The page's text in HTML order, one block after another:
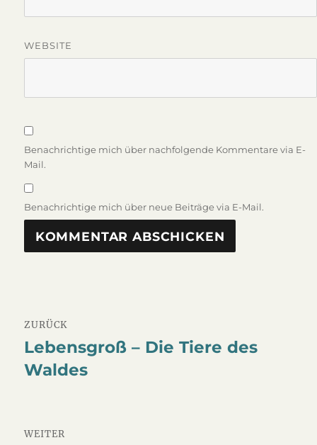
WEBSITE
Benachrichtige mich über nachfolgende Kommentare via E-
Mail.
Benachrichtige mich über neue Beiträge via E-Mail.
ZURÜCK
Vorheriger
Beitrag:
Lebensgroß – Die Tiere des
Waldes
WEITER